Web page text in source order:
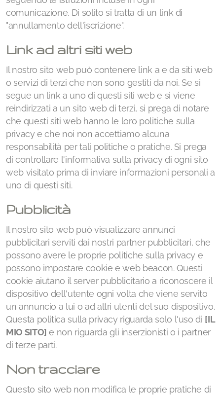
comunicazione. Di solito si tratta di un link di
"annullamento dell'iscrizione".
Link ad altri siti web
Il nostro sito web può contenere link a e da siti web
o servizi di terzi che non sono gestiti da noi. Se si
segue un link a uno di questi siti web e si viene
reindirizzati a un sito web di terzi, si prega di notare
che questi siti web hanno le loro politiche sulla
privacy e che noi non accettiamo alcuna
responsabilità per tali politiche o pratiche. Si prega
di controllare l'informativa sulla privacy di ogni sito
web visitato prima di inviare informazioni personali a
uno di questi siti.
Pubblicità
Il nostro sito web può visualizzare annunci
pubblicitari serviti dai nostri partner pubblicitari, che
possono avere le proprie politiche sulla privacy e
possono impostare cookie e web beacon. Questi
cookie aiutano il server pubblicitario a riconoscere il
dispositivo dell'utente ogni volta che viene servito
un annuncio a lui o ad altri utenti del suo dispositivo.
Questa politica sulla privacy riguarda solo l'uso di [IL
MIO SITO] e non riguarda gli inserzionisti o i partner
di terze parti.
Non tracciare
Questo sito web non modifica le proprie pratiche di